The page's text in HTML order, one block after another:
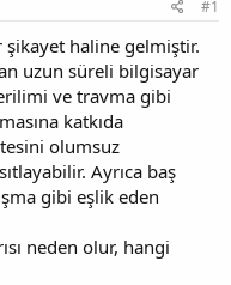
#1
şikayet haline gelmiştir.
uzun süreli bilgisayar
ve travma gibi
katkıda
olumsuz
Ayrıca baş
gibi eşlik eden
neden olur, hangi